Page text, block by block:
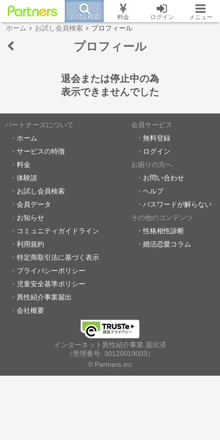
お試し検索 料金 ログイン メニュー
ホーム お試し会員検索 プロフィール
プロフィール
退会または停止中の為
表示できませんでした
パートナーズについて
ホーム
サービスの特徴
料金
体験談
お試し会員検索
会員データ
お知らせ
コミュニティガイドライン
利用規約
特定商取引法に基づく表示
プライバシーポリシー
児童安全基準ポリシー
異性紹介事業届出
会社概要
会員サービス
無料登録
ログイン
お困りの方へ
お問い合わせ
ヘルプ
パスワードが解らない
その他のコンテンツ
性格相性診断
婚活恋愛コラム
インターネット異性紹介事業 届出済
（受理番号: 30120019003）
© Partners.inc